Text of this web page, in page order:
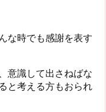
な時でも感謝を表す
意識して出さねばな
と考える方もおられ